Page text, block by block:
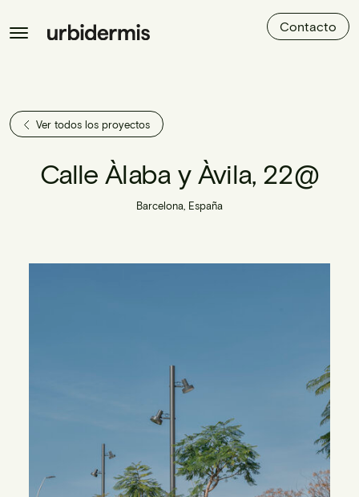
Contacto
Ver todos los proyectos
Calle Àlaba y Àvila, 22@
Barcelona, España